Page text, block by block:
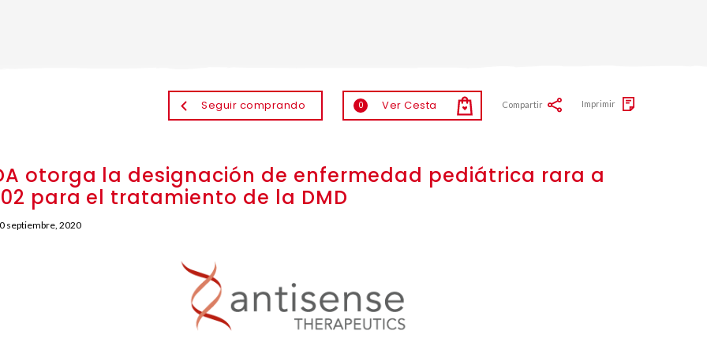
Seguir comprando 0 Ver Cesta Compartir Imprimir
otorga la designación de enfermedad pediátrica rara a
para el tratamiento de la DMD
septiembre, 2020